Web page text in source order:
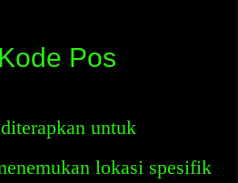
Pos
untuk
lokasi spesifik